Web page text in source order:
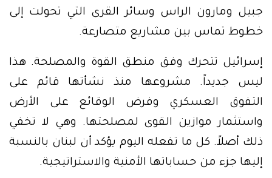
جبيل ومارون الراس وسائر القرى التي تحولت إلى
خطوط تماس بين مشاريع متصارعة.
إسرائيل تتحرك وفق منطق القوة والمصلحة. هذا
ليس جديداً. مشروعها منذ نشأتها قائم على
التفوق العسكري وفرض الوقائع على الأرض
واستثمار موازين القوى لمصلحتها. وهي لا تخفي
ذلك أصلاً. كل ما تفعله اليوم يؤكد أن لبنان بالنسبة
إليها جزء من حساباتها الأمنية والاستراتيجية.